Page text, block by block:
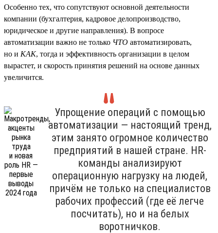
Особенно тех, что сопутствуют основной деятельности
компании (бухгалтерия, кадровое делопроизводство,
юридическое и другие направления). В вопросе
автоматизации важно не только ЧТО автоматизировать,
но и КАК, тогда и эффективность организации в целом
вырастет, и скорость принятия решений на основе данных
увеличится.
Упрощение операций с помощью
автоматизации — настоящий тренд,
этим занято огромное количество
предприятий в нашей стране. HR-
команды анализируют
операционную нагрузку на людей,
причём не только на специалистов
рабочих профессий (где её легче
посчитать), но и на белых
воротничков.